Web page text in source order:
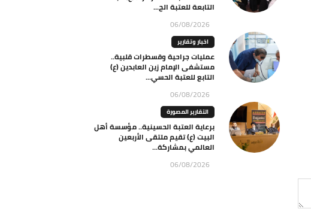
التابعة للعتبة الح...
06/08/2026
اخبار وتقارير
عمليات جراحية وقسطرات قلبية..
مستشفى الإمام زين العابدين (ع)
التابع للعتبة الحسي...
06/08/2026
التقارير المصورة
برعاية العتبة الحسينية.. مؤسسة أهل
البيت (ع) تقيم ملتقى الأربعين
العالمي بمشاركة...
06/08/2026